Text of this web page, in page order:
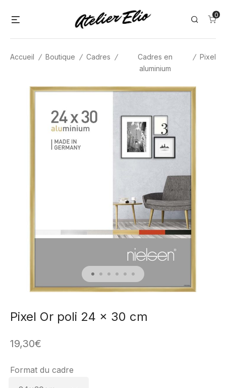
Search0
Accueil / Boutique / Cadres /
Cadres en
aluminium
/ Pixel
Pixel Or poli 24 x 30 cm
19,30€
Format du cadre